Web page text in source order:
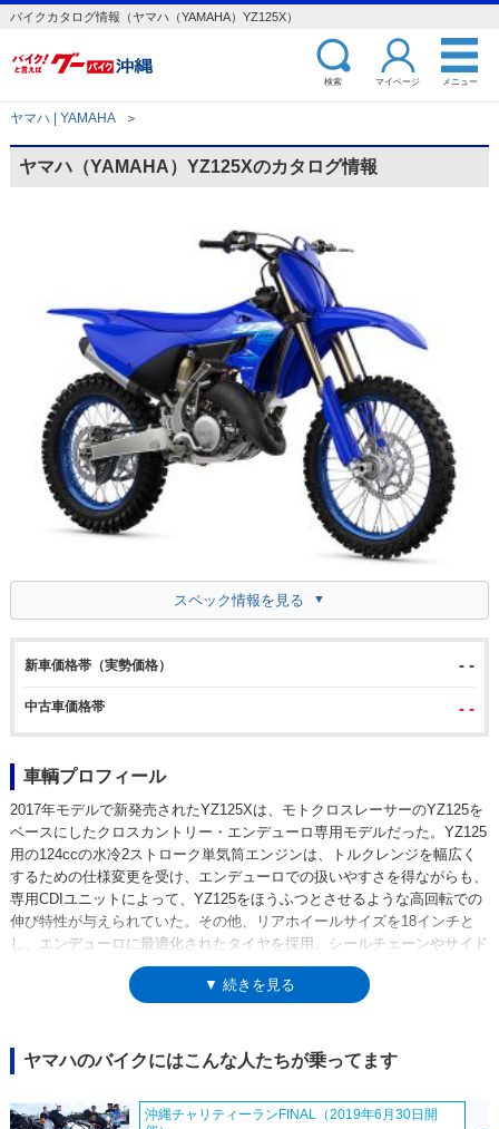
バイクカタログ情報（ヤマハ（YAMAHA）YZ125X）
検索 マイページ メニュー
ヤマハ | YAMAHA ＞
ヤマハ（YAMAHA）YZ125Xのカタログ情報
スペック情報を見る
新車価格帯（実勢価格） - -
中古車価格帯 - -
車輌プロフィール
2017年モデルで新発売されたYZ125Xは、モトクロスレーサーのYZ125を
ベースにしたクロスカントリー・エンデューロ専用モデルだった。YZ125
用の124ccの水冷2ストローク単気筒エンジンは、トルクレンジを幅広く
するための仕様変更を受け、エンデューロでの扱いやすさを得ながらも、
専用CDIユニットによって、YZ125をほうふつとさせるような高回転での
伸び特性が与えられていた。その他、リアホイールサイズを18インチと
し、エンデューロに最適化されたタイヤを採用。シールチェーンやサイド
スタンド、リザーブコック付きの燃料タンクなどが装備された。ベースモ
デル（YZ125）が2022年に全面変更されたのを受けて、YZ125Xの2023年
ションセッティングも同様で、YZ125よりもしなやかさを重視した減衰特
性が与えられた。2025年モデルでも、冷却系などに小変更が加えられ
た。※ナンバー取得、公道走行は不可
▼ 続きを見る
ヤマハのバイクにはこんな人たちが乗ってます
沖縄チャリティーランFINAL（2019年6月30日開